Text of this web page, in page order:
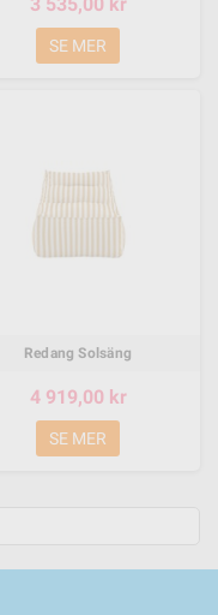
SE MER
Redang Solsäng
4 919,00 kr
SE MER